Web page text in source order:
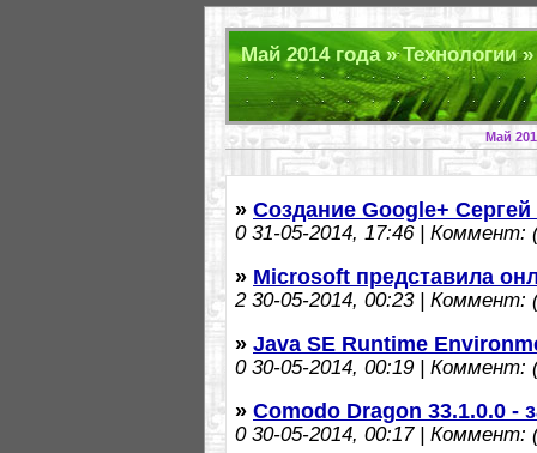
Май 2014 года » Технологии »
Май
» Создание Google+
031-05-2014, 17:46 | Коммент:
» Microsoft представила
230-05-2014, 00:23 | Коммент:
» Java SE Runtime
030-05-2014, 00:19 | Коммент:
» Comodo Dragon 33.1.0.0 -
030-05-2014, 00:17 | Коммент: